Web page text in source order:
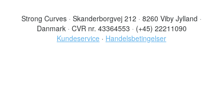
Strong Curves · Skanderborgvej 212 · 8260 Viby Jylland ·
Danmark · CVR nr. 43364553 · (+45) 22211090
Kundeservice · Handelsbetingelser